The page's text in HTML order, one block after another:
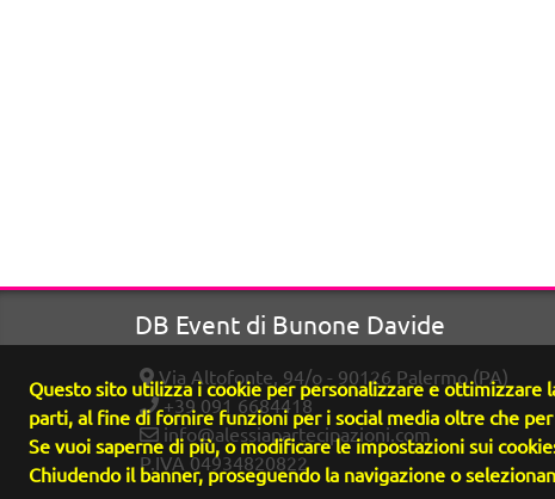
DB Event di Bunone Davide
Via Altofonte, 94/o - 90126 Palermo (PA)
+39 091 6684418
info@alessiapartecipazioni.com
P.IVA 04934820822
Questo sito utilizza i cookie per personalizzare e
parti, al fine di fornire funzioni per i social media oltre che
Se vuoi saperne di più, o modificare le impostazioni sui
Chiudendo il banner, proseguendo la navigazione o